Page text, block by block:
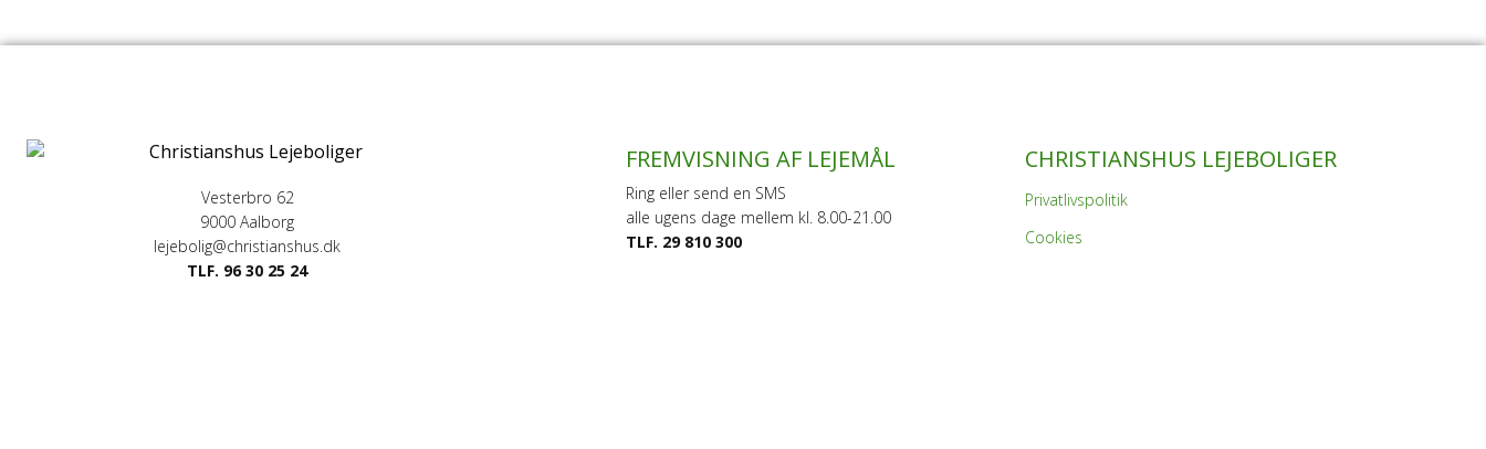
Vesterbro 62
9000 Aalborg
lejebolig@christianshus.dk
TLF. 96 30 25 24
FREMVISNING AF LEJEMÅL
Ring eller send en SMS
alle ugens dage mellem kl. 8.00-21.00
TLF. 29 810 300
CHRISTIANSHUS LEJEBOLIGER
Privatlivspolitik
Cookies